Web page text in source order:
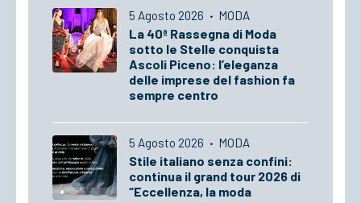
5 Agosto 2026 · MODA
La 40ª Rassegna di Moda
sotto le Stelle conquista
Ascoli Piceno: l’eleganza
delle imprese del fashion fa
sempre centro
5 Agosto 2026 · MODA
Stile italiano senza confini:
continua il grand tour 2026 di
“Eccellenza, la moda